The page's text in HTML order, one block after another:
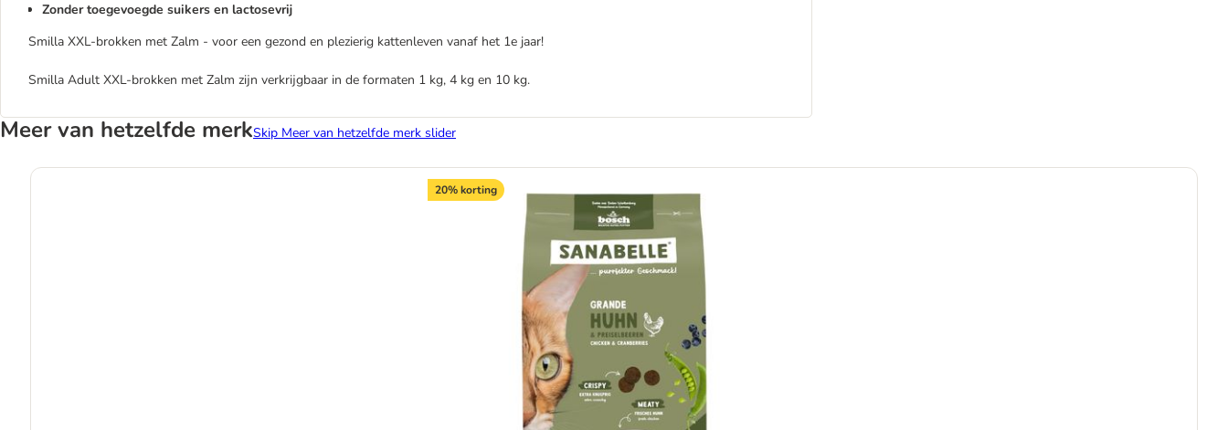
Zonder toegevoegde suikers en lactosevrij
Smilla XXL-brokken met Zalm - voor een gezond en plezierig kattenleven vanaf het 1e jaar!
Smilla Adult XXL-brokken met Zalm zijn verkrijgbaar in de formaten 1 kg, 4 kg en 10 kg.
Meer van hetzelfde merkSkip Meer van hetzelfde merk slider
20% korting